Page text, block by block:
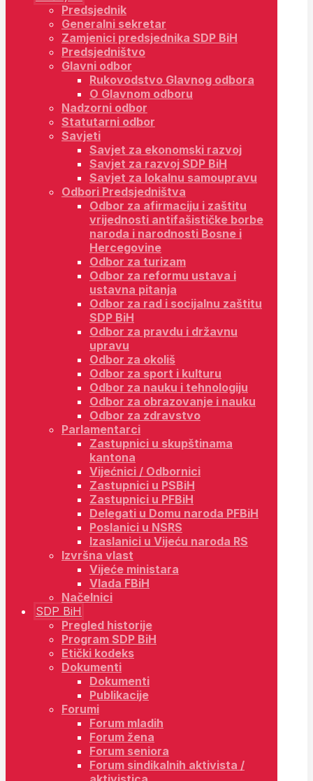
Predsjednik
Generalni sekretar
Zamjenici predsjednika SDP BiH
Predsjedništvo
Glavni odbor
Rukovodstvo Glavnog odbora
O Glavnom odboru
Nadzorni odbor
Statutarni odbor
Savjeti
Savjet za ekonomski razvoj
Savjet za razvoj SDP BiH
Savjet za lokalnu samoupravu
Odbori Predsjedništva
Odbor za afirmaciju i zaštitu
vrijednosti antifašističke borbe
naroda i narodnosti Bosne i
Hercegovine
Odbor za turizam
Odbor za reformu ustava i
ustavna pitanja
Odbor za rad i socijalnu zaštitu
SDP BiH
Odbor za pravdu i državnu
upravu
Odbor za okoliš
Odbor za sport i kulturu
Odbor za nauku i tehnologiju
Odbor za obrazovanje i nauku
Odbor za zdravstvo
Parlamentarci
Zastupnici u skupštinama
kantona
Vijećnici / Odbornici
Zastupnici u PSBiH
Zastupnici u PFBiH
Delegati u Domu naroda PFBiH
Poslanici u NSRS
Izaslanici u Vijeću naroda RS
Izvršna vlast
Vijeće ministara
Vlada FBiH
Načelnici
SDP BiH
Pregled historije
Program SDP BiH
Etički kodeks
Dokumenti
Dokumenti
Publikacije
Forumi
Forum mladih
Forum žena
Forum seniora
Forum sindikalnih aktivista /